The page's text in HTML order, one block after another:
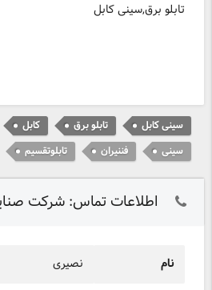
تابلو برق,سینی کابل
سینی کابل تابلو برق کابل
سینی
فننیران تابلوتقسیم
اطلاعات تماس: شرکت
نام نصیری